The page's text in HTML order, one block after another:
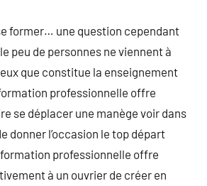
former… une question cependant
peu de personnes ne viennent à
que constitue la enseignement
professionnelle offre
se déplacer une manège voir dans
donner l’occasion le top départ
formation professionnelle offre
à un ouvrier de créer en